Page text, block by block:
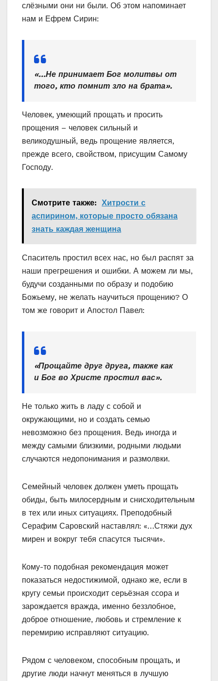
слёзными они ни были. Об этом напоминает
нам и Ефрем Сирин:
«…Не принимает Бог молитвы от
того, кто помнит зло на брата».
Человек, умеющий прощать и просить
прощения – человек сильный и
великодушный, ведь прощение является,
прежде всего, свойством, присущим Самому
Господу.
Смотрите также: Хитрости с
аспирином, которые просто обязана
знать каждая женщина
Спаситель простил всех нас, но был распят за
наши прегрешения и ошибки. А можем ли мы,
будучи созданными по образу и подобию
Божьему, не желать научиться прощению? О
том же говорит и Апостол Павел:
«Прощайте друг друга, также как
и Бог во Христе простил вас».
Не только жить в ладу с собой и
окружающими, но и создать семью
невозможно без прощения. Ведь иногда и
между самыми близкими, родными людьми
случаются недопонимания и размолвки.
Семейный человек должен уметь прощать
обиды, быть милосердным и снисходительным
в тех или иных ситуациях. Преподобный
Серафим Саровский наставлял: «…Стяжи дух
мирен и вокруг тебя спасутся тысячи».
Кому-то подобная рекомендация может
показаться недостижимой, однако же, если в
кругу семьи происходит серьёзная ссора и
зарождается вражда, именно беззлобное,
доброе отношение, любовь и стремление к
перемирию исправляют ситуацию.
Рядом с человеком, способным прощать, и
другие люди начнут меняться в лучшую